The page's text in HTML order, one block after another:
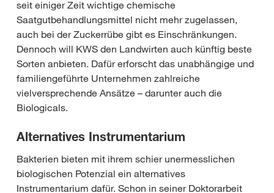
seit einiger Zeit wichtige chemische
Saatgutbehandlungsmittel nicht mehr zugelassen,
auch bei der Zuckerrübe gibt es Einschränkungen.
Dennoch will KWS den Landwirten auch künftig beste
Sorten anbieten. Dafür erforscht das unabhängige und
familiengeführte Unternehmen zahlreiche
vielversprechende Ansätze – darunter auch die
Biologicals.
Alternatives Instrumentarium
Bakterien bieten mit ihrem schier unermesslichen
biologischen Potenzial ein alternatives
Instrumentarium dafür. Schon in seiner Doktorarbeit